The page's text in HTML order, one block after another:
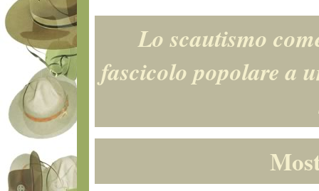
Lo scautismo
fascicolo popolare a